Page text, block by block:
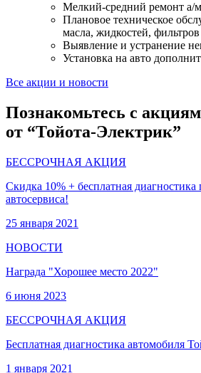
Мелкий-средний ремонт а/
Плановое техническое
масла, жидкостей,
Выявление и устранение
Установка на авто
Все акции и новости
Познакомьтесь с
от “Тойота-Электрик”
БЕССРОЧНАЯ АКЦИЯ
Скидка 10% + бесплатная
автосервиса!
25 января 2021
НОВОСТИ
Награда "Хорошее место 2022"
6 июня 2023
БЕССРОЧНАЯ АКЦИЯ
Бесплатная диагностика автомобиля
1 января 2021